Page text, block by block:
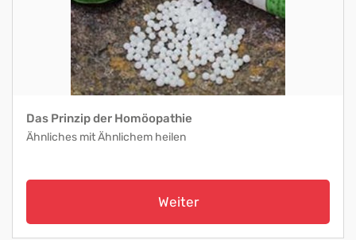
Das Prinzip der Homöopathie
Ähnliches mit Ähnlichem heilen
Weiter